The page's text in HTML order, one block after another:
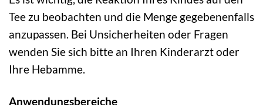
Tee zu beobachten und die Menge gegebenenfalls
anzupassen. Bei Unsicherheiten oder Fragen
wenden Sie sich bitte an Ihren Kinderarzt oder
Ihre Hebamme.
Anwendungsbereiche